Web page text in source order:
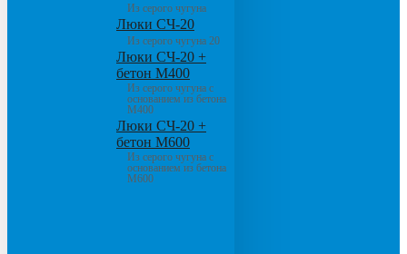
Из серого чугуна
Люки СЧ-20
Из серого чугуна 20
Люки СЧ-20 +
бетон М400
Из серого чугуна с
основанием из бетона
М400
Люки СЧ-20 +
бетон М600
Из серого чугуна с
основанием из бетона
М600